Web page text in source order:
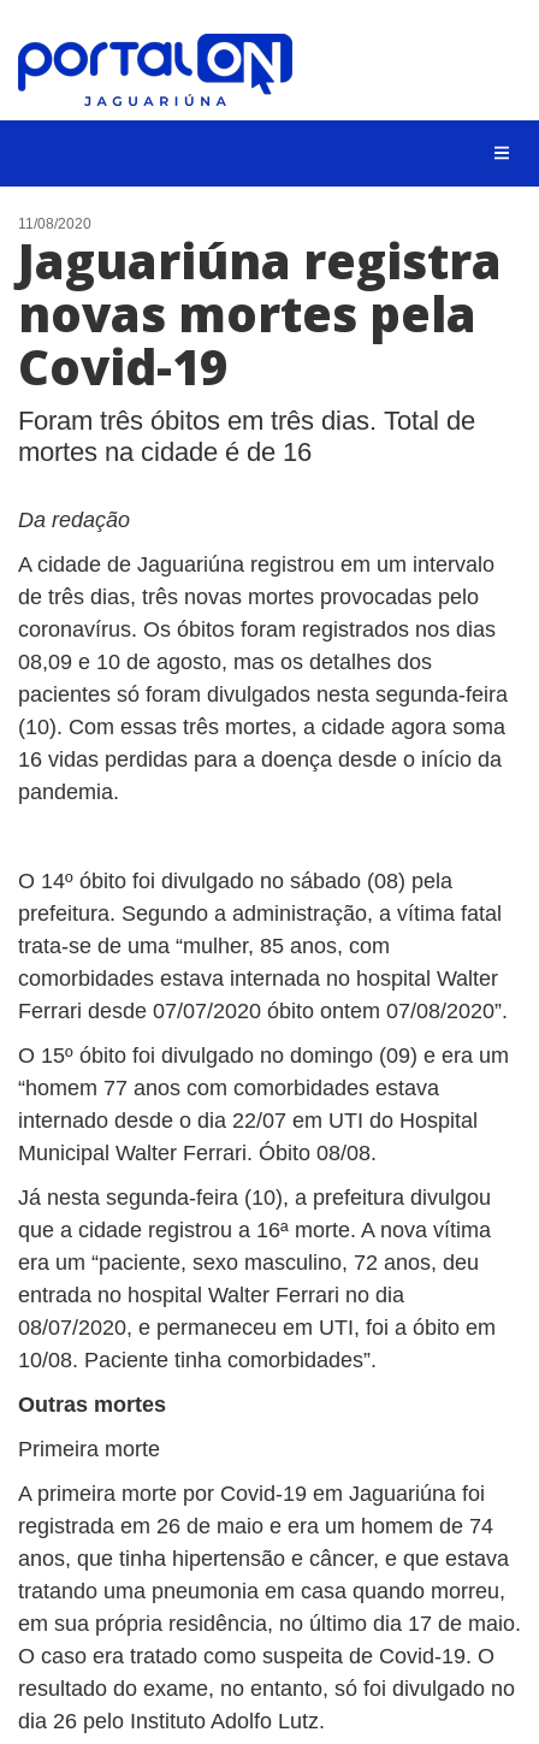
NOTÍCIAS
LISTA DIGITAL
CONTATO
ANUNCIE
BUSCAR
11/08/2020
Jaguariúna registra
novas mortes pela
Covid-19
Foram três óbitos em três dias. Total de
mortes na cidade é de 16
Da redação
A cidade de Jaguariúna registrou em um intervalo
de três dias, três novas mortes provocadas pelo
coronavírus. Os óbitos foram registrados nos dias
08,09 e 10 de agosto, mas os detalhes dos
pacientes só foram divulgados nesta segunda-feira
(10). Com essas três mortes, a cidade agora soma
16 vidas perdidas para a doença desde o início da
pandemia.
O 14º óbito foi divulgado no sábado (08) pela
prefeitura. Segundo a administração, a vítima fatal
trata-se de uma “mulher, 85 anos, com
comorbidades estava internada no hospital Walter
Ferrari desde 07/07/2020 óbito ontem 07/08/2020”.
O 15º óbito foi divulgado no domingo (09) e era um
“homem 77 anos com comorbidades estava
internado desde o dia 22/07 em UTI do Hospital
Municipal Walter Ferrari. Óbito 08/08.
Já nesta segunda-feira (10), a prefeitura divulgou
que a cidade registrou a 16ª morte. A nova vítima
era um “paciente, sexo masculino, 72 anos, deu
entrada no hospital Walter Ferrari no dia
08/07/2020, e permaneceu em UTI, foi a óbito em
10/08. Paciente tinha comorbidades”.
Outras mortes
Primeira morte
A primeira morte por Covid-19 em Jaguariúna foi
registrada em 26 de maio e era um homem de 74
anos, que tinha hipertensão e câncer, e que estava
tratando uma pneumonia em casa quando morreu,
em sua própria residência, no último dia 17 de maio.
O caso era tratado como suspeita de Covid-19. O
resultado do exame, no entanto, só foi divulgado no
dia 26 pelo Instituto Adolfo Lutz.